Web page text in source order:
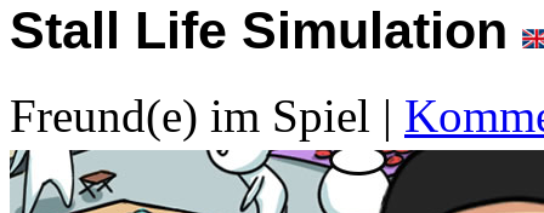
Stall Life Simulation
Freund(e) im Spiel |